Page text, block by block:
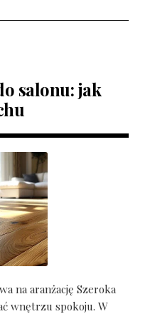
salonu: jak
na aranżację Szeroka
wnętrzu spokoju. W